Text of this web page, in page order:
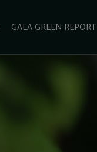
GALA GREEN REPORT